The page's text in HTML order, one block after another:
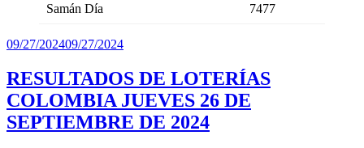
Samán Día 7477
Publicado
09/27/202409/27/2024
RESULTADOS DE LOTERÍAS
COLOMBIA JUEVES 26 DE
SEPTIEMBRE DE 2024